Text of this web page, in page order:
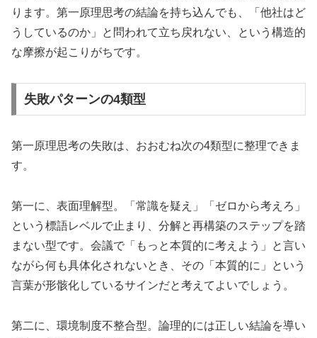
ります。第一原理思考の結論を持ち込んでも、「他社はど
うしているのか」と問われて立ち戻れない、という構造的
な摩擦が起こりがちです。
失敗パターンの4類型
第一原理思考の失敗は、おおむね次の4類型に整理できま
す。
第一に、表面理解型。「常識を疑え」「ゼロから考えろ」
という標語レベルで止まり、分解と再構築のステップを踏
まない型です。会議で「もっと本質的に考えよう」と言い
ながら何も具体化されないとき、その「本質的に」という
言葉が形骸化しているサインだと考えてよいでしょう。
第二に、環境制度不整合型。論理的には正しい結論を導い